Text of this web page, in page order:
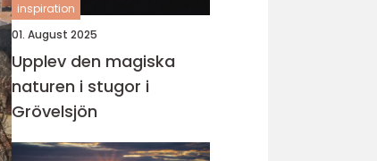
inspiration
01. August 2025
Upplev den magiska
naturen i stugor i
Grövelsjön